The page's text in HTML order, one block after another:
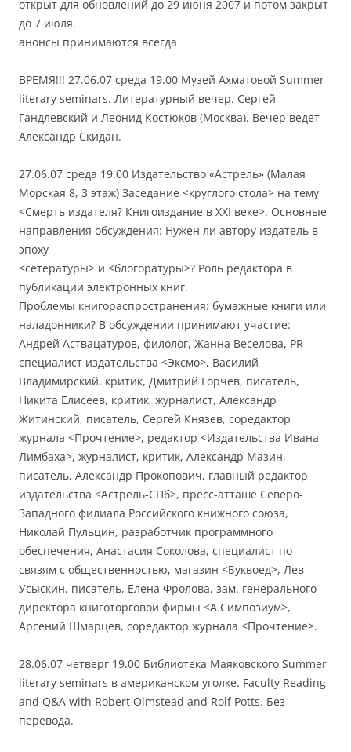
открыт для обновлений до 29 июня 2007 и потом закрыт
до 7 июля.
анонсы принимаются всегда
ВРЕМЯ!!! 27.06.07 среда 19.00 Музей Ахматовой Summer
literary seminars. Литературный вечер. Сергей
Гандлевский и Леонид Костюков (Москва). Вечер ведет
Александр Скидан.
27.06.07 среда 19.00 Издательство «Астрель» (Малая
Морская 8, 3 этаж) Заседание <круглого стола> на тему
<Смерть издателя? Книгоиздание в XXI веке>. Основные
направления обсуждения: Нужен ли автору издатель в
эпоху
<сетературы> и <блогоратуры>? Роль редактора в
публикации электронных книг.
Проблемы книгораспространения: бумажные книги или
наладонники? В обсуждении принимают участие:
Андрей Аствацатуров, филолог, Жанна Веселова, PR-
специалист издательства <Эксмо>, Василий
Владимирский, критик, Дмитрий Горчев, писатель,
Никита Елисеев, критик, журналист, Александр
Житинский, писатель, Сергей Князев, соредактор
журнала <Прочтение>, редактор <Издательства Ивана
Лимбаха>, журналист, критик, Александр Мазин,
писатель, Александр Прокопович, главный редактор
издательства <Астрель-СПб>, пресс-атташе Северо-
Западного филиала Российского книжного союза,
Николай Пульцин, разработчик программного
обеспечения, Анастасия Соколова, специалист по
связям с общественностью, магазин <Буквоед>, Лев
Усыскин, писатель, Елена Фролова, зам. генерального
директора книготорговой фирмы <А.Симпозиум>,
Арсений Шмарцев, соредактор журнала <Прочтение>.
28.06.07 четверг 19.00 Библиотека Маяковского Summer
literary seminars в американском уголке. Faculty Reading
and Q&A with Robert Olmstead and Rolf Potts. Без
перевода.